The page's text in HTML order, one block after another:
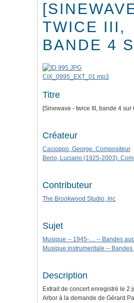
TWICE III,
BANDE 4
CIX_0995_EXT_01.mp3
Titre
[Sinewave - twice III, bande 4 sur
Créateur
Cacioppo, George. Compositeur
Berio, Luciano (1925-2003).
Contributeur
The Brookwood Studio, Inc
Sujet
Musique -- 1945-.... -- Bandes
Musique instrumentale --
Description
Extrait de concert enregistré le 2
Arbor à la demande de Gérard